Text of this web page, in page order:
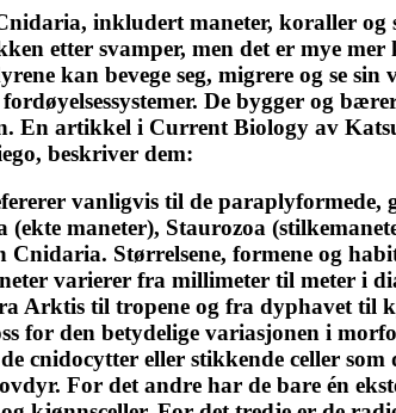
inkludert maneter, koraller og
etter svamper, men det er mye mer
kan bevege seg, migrere og se
De bygger og
En artikkel i Current Biology av
beskriver dem:
vanligvis til de paraplyformede,
(ekte maneter), Staurozoa
Størrelsene, formene og
varierer fra millimeter til meter i
Arktis til tropene og fra dyphavet til
for den betydelige variasjonen i
cnidocytter eller stikkende celler
For det andre har de bare én